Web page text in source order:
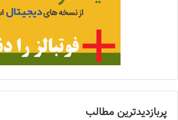
پربازدیدترین مطالب